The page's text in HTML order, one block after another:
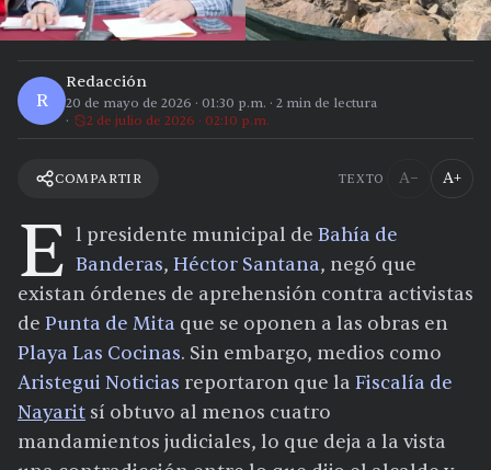
R
Redacción
20 de mayo de 2026 · 01:30 p.m. · 2 min de lectura
2 de julio de 2026 · 02:10 p.m.
COMPARTIR TEXTO A− A+
E l presidente municipal de Bahía de
Banderas, Héctor Santana, negó que
existan órdenes de aprehensión contra activistas
de Punta de Mita que se oponen a las obras en
Playa Las Cocinas. Sin embargo, medios como
Aristegui Noticias reportaron que la Fiscalía de
Nayarit sí obtuvo al menos cuatro
mandamientos judiciales, lo que deja a la vista